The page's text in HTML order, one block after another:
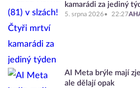
kamarádi za jediný
5. srpna 2026 22:27
AI Meta brýle mají
ale dělají opak